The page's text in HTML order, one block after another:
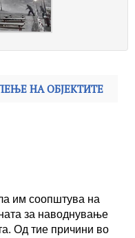
НА ОБЈЕКТИТЕ
– Битола-
на сезоната за
2024 година-Четврток,
им соопштува на
за наводнување
Од тие причини во